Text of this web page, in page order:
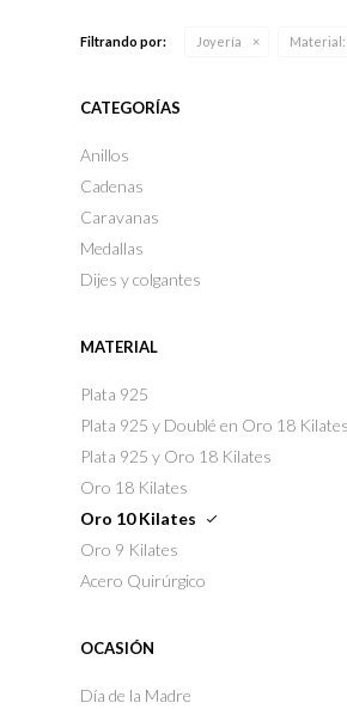
Filtrando por: Joyería Material:
CATEGORÍAS
Anillos
Cadenas
Caravanas
Medallas
Dijes y colgantes
MATERIAL
Plata 925
Plata 925 y Doublé en Oro 18 Kilates
Plata 925 y Oro 18 Kilates
Oro 18 Kilates
Oro 10 Kilates
Oro 9 Kilates
Acero Quirúrgico
OCASIÓN
Día de la Madre